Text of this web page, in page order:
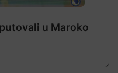
u Maroko